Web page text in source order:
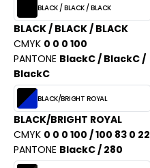
VETEMENTS
SHIRT
SHIRT
PROFESSIONNELLE
- BLANKS
COOL
HOODS
T'S
BLACK / BLACK / BLACK
BLACK / BLACK / BLACK
CMYK 0 0 0 100
PANTONE BlackC / BlackC /
BlackC
BLACK/BRIGHT ROYAL
BLACK/BRIGHT ROYAL
CMYK 0 0 0 100 / 100 83 0 22
PANTONE BlackC / 280